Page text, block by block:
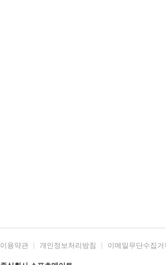
이용약관 개인정보처리방침 이메일무단수집거